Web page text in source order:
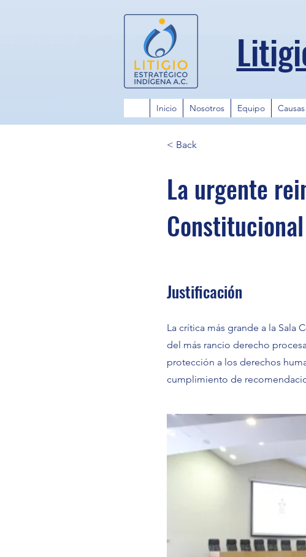
Inicio Nosotros Equipo Causas
< Back
La urgente
Constitucional
Justificación
La crítica más grande a la Sala
del más rancio derecho
protección a los derechos
cumplimiento de